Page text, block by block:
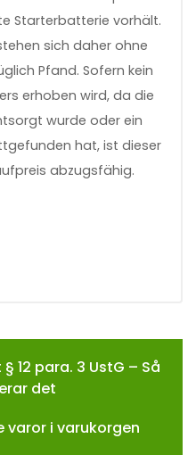
Starterbatterie vorhält.
sich daher ohne
Pfand. Sofern kein
erhoben wird, da die
wurde oder ein
hat, ist dieser
abzugsfähig.
12 para. 3 UstG – Så
det
varor i varukorgen